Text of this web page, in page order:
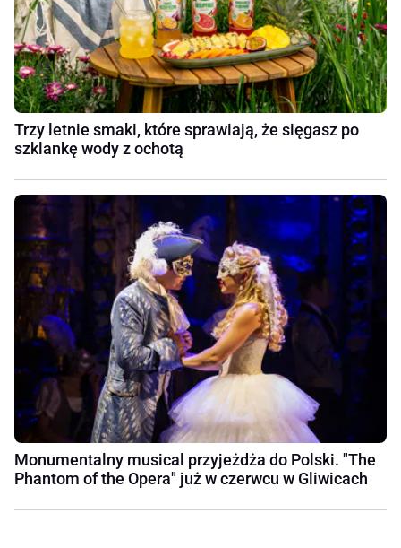
Trzy letnie smaki, które sprawiają, że sięgasz po
szklankę wody z ochotą
Monumentalny musical przyjeżdża do Polski. "The
Phantom of the Opera" już w czerwcu w Gliwicach